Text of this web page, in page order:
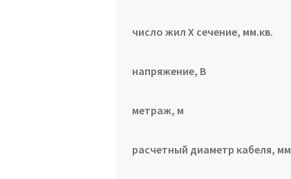
число жил Х сечение, мм.кв.
напряжение, В
метраж, м
расчетный диаметр кабеля, мм